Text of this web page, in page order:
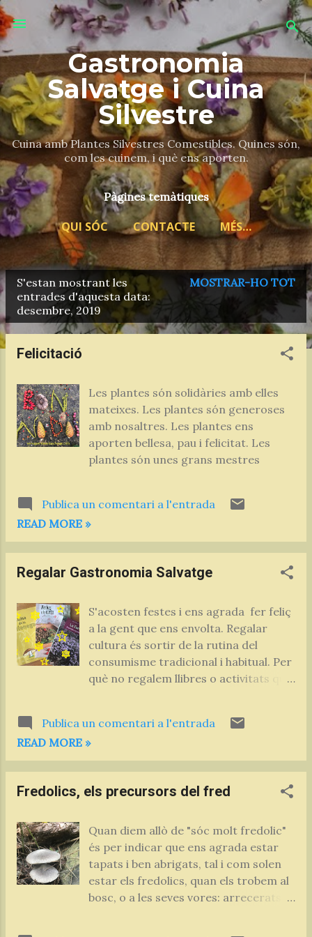
Salta al contingut principal
Gastronomia
Salvatge i Cuina
Silvestre
Cuina amb Plantes Silvestres Comestibles. Quines són,
com les cuinem, i què ens aporten.
Pàgines temàtiques
QUI SÓC CONTACTE MÉS…
n
t
S'estan mostrant les
entrades d'aquesta data:
desembre, 2019
MOSTRAR-HO TOT
Felicitació
Les plantes són solidàries amb elles
mateixes. Les plantes són generoses
amb nosaltres. Les plantes ens
aporten bellesa, pau i felicitat. Les
plantes són unes grans mestres
Publica un comentari a l'entrada
READ MORE »
Regalar Gastronomia Salvatge
S'acosten festes i ens agrada fer feliç
a la gent que ens envolta. Regalar
cultura és sortir de la rutina del
consumisme tradicional i habitual. Per
què no regalem llibres o activitats que
nostres publicacions Les nostres
publicacions , que trobareu a les
llibreries, o sinó, ens les podeu
correu postal:
tota la informació dels nostres llibres
clicant aquí . Regaleu un taller de
plantes silvestres . Us enviarem el Val-
Regal a nom de la persona
afortunada, que podrà triar a quin
Publica un comentari a l'entrada
READ MORE »
Fredolics, els precursors del fred
Quan diem allò de "sóc molt fredolic"
és per indicar que ens agrada estar
tapats i ben abrigats, tal i com solen
estar els fredolics, quan els trobem al
bosc, o a les seves vores: arrecerats a